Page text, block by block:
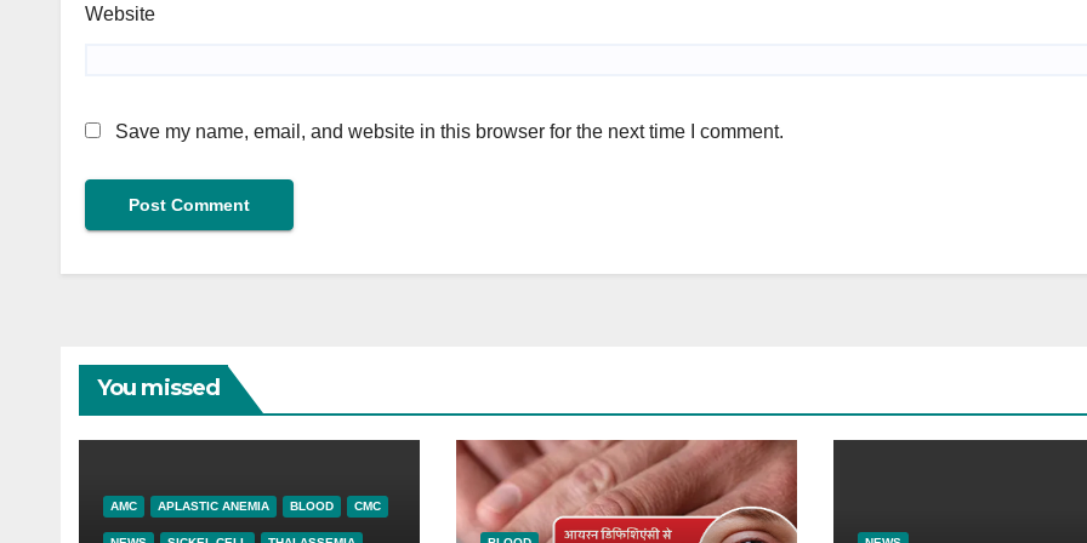
Website
Save my name, email, and website in this browser for the next time I comment.
You missed
AMC APLASTIC ANEMIA BLOOD CMC